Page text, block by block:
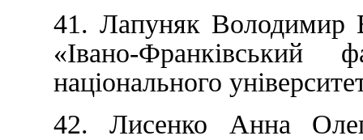
41. Лапуняк Володимир
«Івано-Франківський
національного
42. Лисенко Анна